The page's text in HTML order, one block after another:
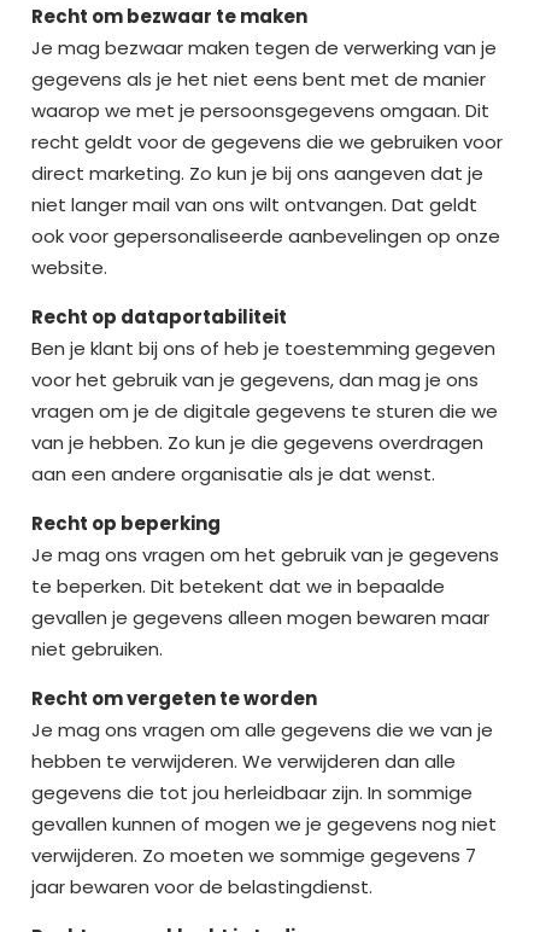
Recht om bezwaar te maken
Je mag bezwaar maken tegen de verwerking van je
gegevens als je het niet eens bent met de manier
waarop we met je persoonsgegevens omgaan. Dit
recht geldt voor de gegevens die we gebruiken voor
direct marketing. Zo kun je bij ons aangeven dat je
niet langer mail van ons wilt ontvangen. Dat geldt
ook voor gepersonaliseerde aanbevelingen op onze
website.
Recht op dataportabiliteit
Ben je klant bij ons of heb je toestemming gegeven
voor het gebruik van je gegevens, dan mag je ons
vragen om je de digitale gegevens te sturen die we
van je hebben. Zo kun je die gegevens overdragen
aan een andere organisatie als je dat wenst.
Recht op beperking
Je mag ons vragen om het gebruik van je gegevens
te beperken. Dit betekent dat we in bepaalde
gevallen je gegevens alleen mogen bewaren maar
niet gebruiken.
Recht om vergeten te worden
Je mag ons vragen om alle gegevens die we van je
hebben te verwijderen. We verwijderen dan alle
gegevens die tot jou herleidbaar zijn. In sommige
gevallen kunnen of mogen we je gegevens nog niet
verwijderen. Zo moeten we sommige gegevens 7
jaar bewaren voor de belastingdienst.